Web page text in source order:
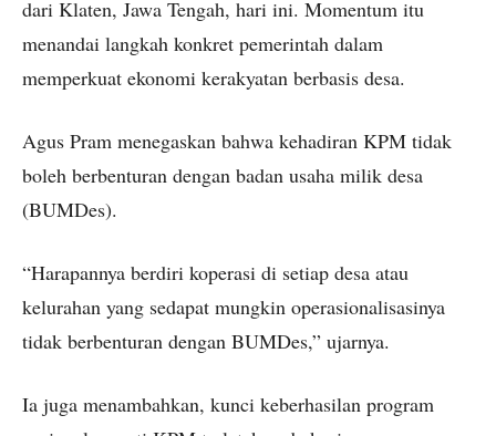
dari Klaten, Jawa Tengah, hari ini. Momentum itu
menandai langkah konkret pemerintah dalam
memperkuat ekonomi kerakyatan berbasis desa.
Agus Pram menegaskan bahwa kehadiran KPM tidak
boleh berbenturan dengan badan usaha milik desa
(BUMDes).
“Harapannya berdiri koperasi di setiap desa atau
kelurahan yang sedapat mungkin operasionalisasinya
tidak berbenturan dengan BUMDes,” ujarnya.
Ia juga menambahkan, kunci keberhasilan program